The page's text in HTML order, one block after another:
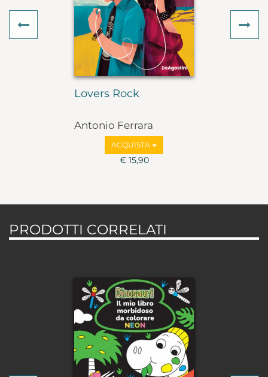
Lovers Rock
Antonio Ferrara
ACQUISTA
€ 15,90
Previous
PRODOTTI CORRELATI